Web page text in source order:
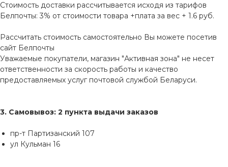
Стоимость доставки рассчитывается исходя из тарифов
Белпочты: 3% от стоимости товара +плата за вес + 1.6 руб.
Рассчитать стоимость самостоятельно Вы можете посетив
сайт Белпочты
Уважаемые покупатели, магазин "Активная зона" не несет
ответственности за скорость работы и качество
предоставляемых услуг почтовой службой Беларуси.
3. Самовывоз: 2 пункта выдачи заказов
пр-т Партизанский 107
ул Кульман 16